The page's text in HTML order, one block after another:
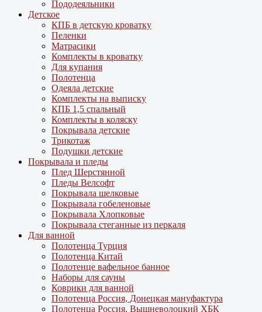
Пододеяльники
Детское
КПБ в детскую кроватку
Пеленки
Матрасики
Комплекты в кроватку
Для купания
Полотенца
Одеяла детские
Комплекты на выписку
КПБ 1,5 спальный
Комплекты в коляску
Покрывала детские
Трикотаж
Подушки детские
Покрывала и пледы
Плед Шерстянной
Пледы Велсофт
Покрывала шелковые
Покрывала гобеленовые
Покрывала Хлопковые
Покрывала стеганные из перкаля
Для ванной
Полотенца Турция
Полотенца Китай
Полотенце вафельное банное
Наборы для сауны
Коврики для ванной
Полотенца Россия, Донецкая мануфактура
Полотенца Россия, Вышневолоцкий ХБК